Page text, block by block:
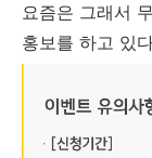
요즘은 그래서
홍보를 하고 있